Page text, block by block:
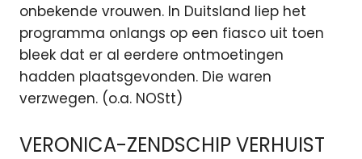
onbekende vrouwen. In Duitsland liep het
programma onlangs op een fiasco uit toen
bleek dat er al eerdere ontmoetingen
hadden plaatsgevonden. Die waren
verzwegen. (o.a. NOStt)
VERONICA-ZENDSCHIP VERHUIST